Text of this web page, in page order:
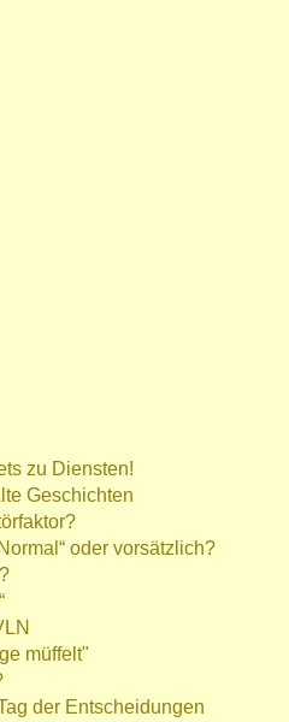
zu Diensten!
Geschichten
oder vorsätzlich?
müffelt"
der Entscheidungen